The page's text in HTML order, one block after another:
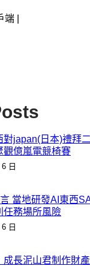
|
對japan(日本)禮拜
觀億嵐電競椅賽
日
言 當地研發AI東西
任務場所風險
日
成長泥山君制作財